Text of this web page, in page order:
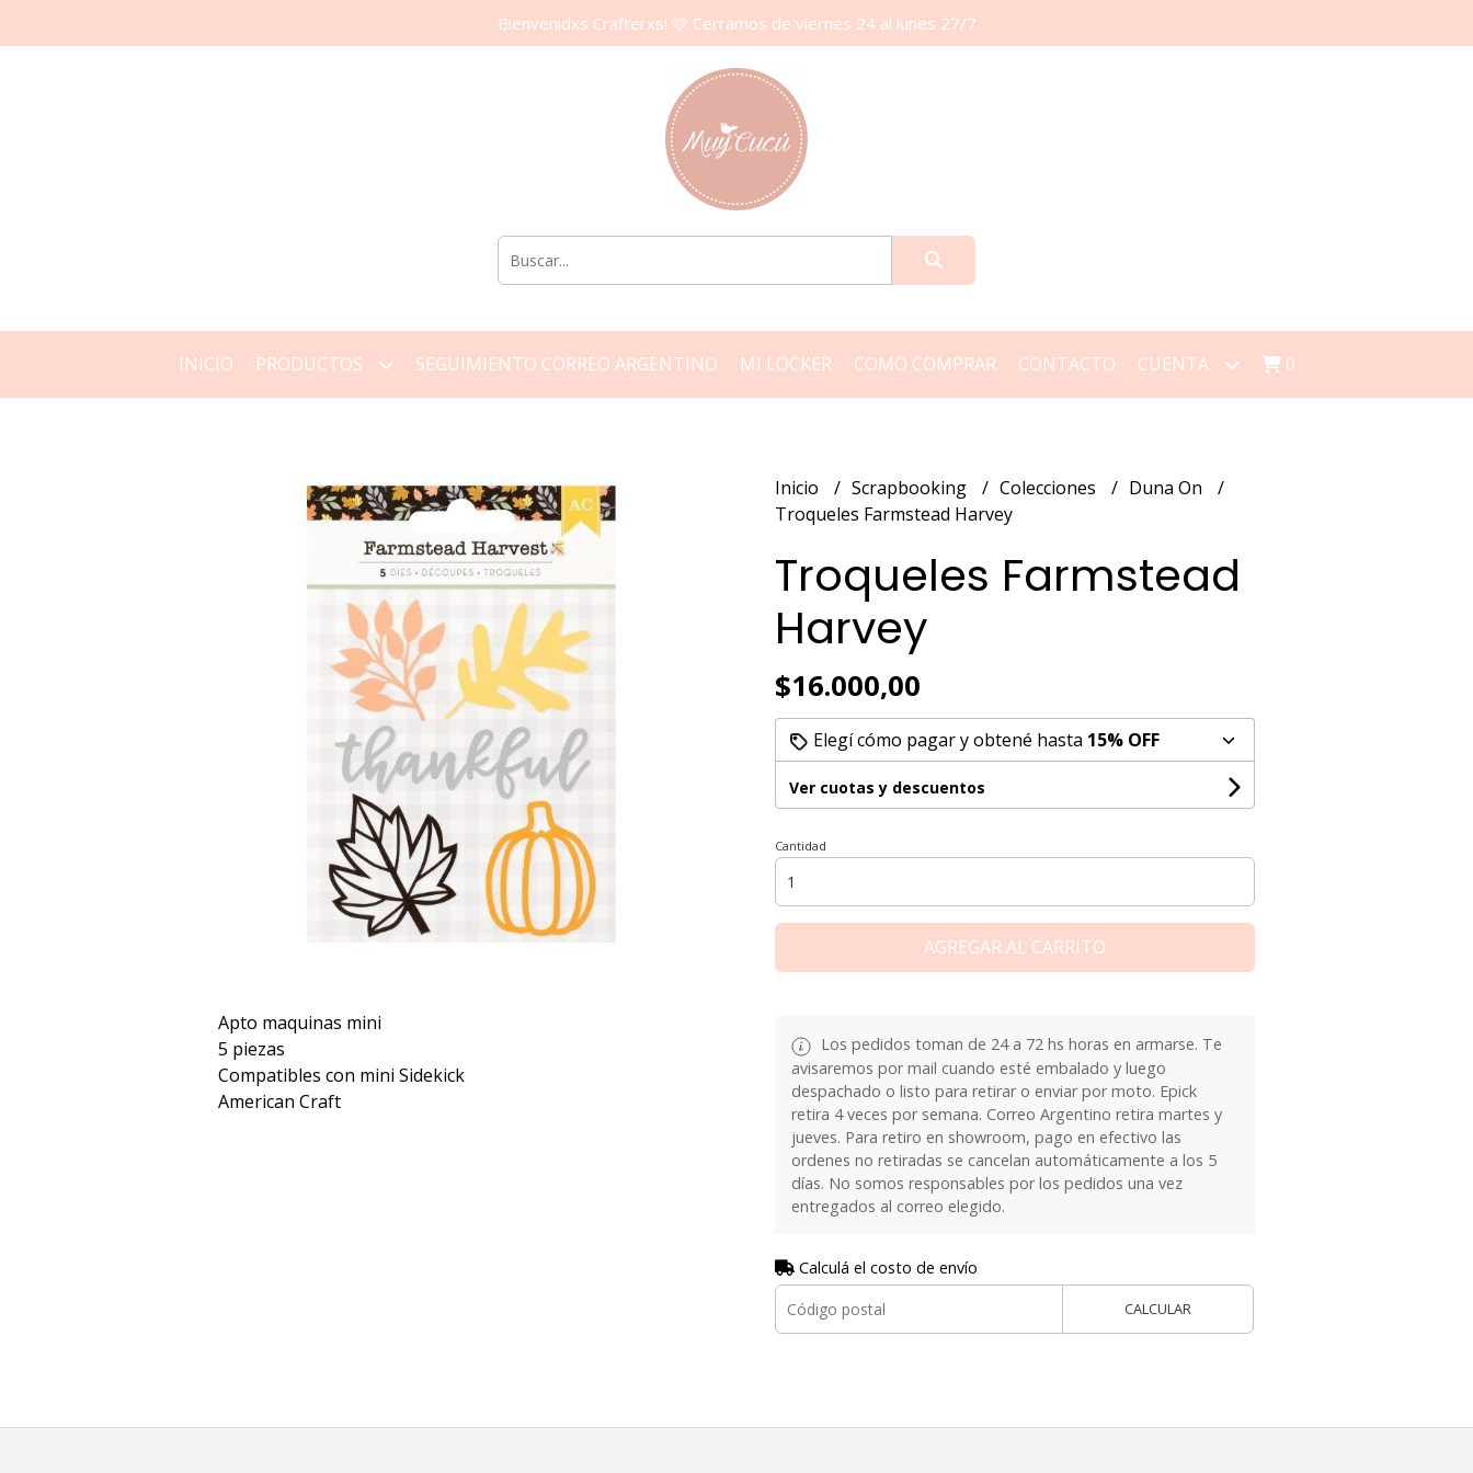
Bienvenidxs Crafterxs! 🩷 Cerramos de viernes 24 al lunes 27/7
INICIO PRODUCTOS SEGUIMIENTO CORREO ARGENTINO MI LOCKER COMO COMPRAR CONTACTO CUENTA 0
Apto maquinas mini
5 piezas
Compatibles con mini Sidekick
American Craft
Inicio Scrapbooking Colecciones
Duna On
Troqueles Farmstead Harvey
Troqueles Farmstead
Harvey
$16.000,00
Elegí cómo pagar y obtené hasta 15% OFF
Ver cuotas y descuentos
Cantidad
AGREGAR AL CARRITO
Los pedidos toman de 24 a 72 hs horas en armarse. Te
avisaremos por mail cuando esté embalado y luego
despachado o listo para retirar o enviar por moto. Epick
retira 4 veces por semana. Correo Argentino retira martes y
jueves. Para retiro en showroom, pago en efectivo las
ordenes no retiradas se cancelan automáticamente a los 5
días. No somos responsables por los pedidos una vez
entregados al correo elegido.
Calculá el costo de envío
CALCULAR